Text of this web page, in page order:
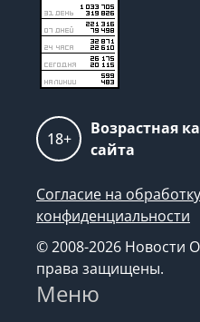
18+
Возрастная
сайта
Согласие на обработку
конфиденциальности
© 2008-2026 Новости
права защищены.
Меню